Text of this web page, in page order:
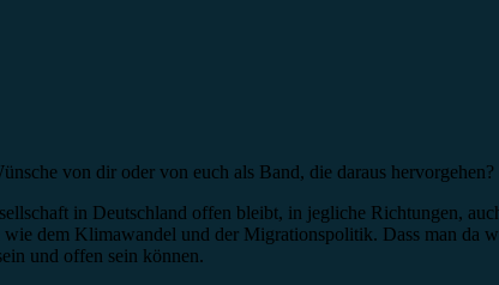
von dir oder von euch als Band, die daraus hervorgehen?
in Deutschland offen bleibt, in jegliche Richtungen,
dem Klimawandel und der Migrationspolitik. Dass man da
und offen sein können.